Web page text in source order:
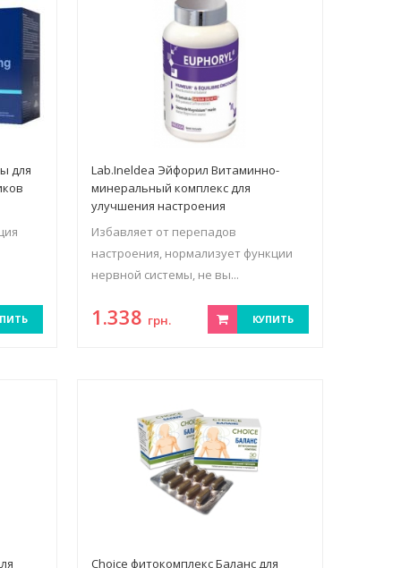
для
Lab.Ineldea Эйфорил Витаминно-
минеральный комплекс для
улучшения настроения
Избавляет от перепадов
настроения, нормализует функции
нервной системы, не вы...
1.338 грн. КУПИТЬ
Choice фитокомплекс Баланс для